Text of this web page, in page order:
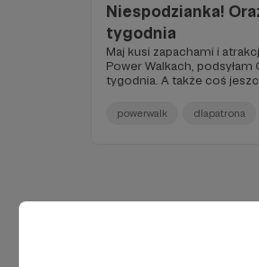
Niespodzianka!
tygodnia
Maj kusi zapachami i
Power Walkach,
tygodnia. A także coś
powerwalk dlapatrona